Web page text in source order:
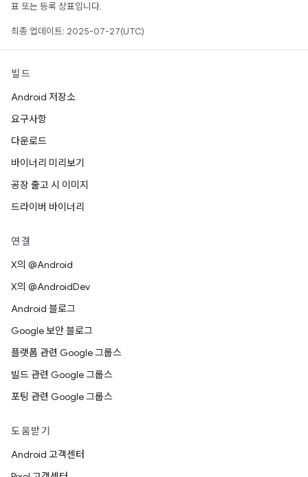
표 또는 등록 상표입니다.
최종 업데이트: 2025-07-27(UTC)
빌드
Android 저장소
요구사항
다운로드
바이너리 미리보기
공장 출고 시 이미지
드라이버 바이너리
연결
X의 @Android
X의 @AndroidDev
Android 블로그
Google 보안 블로그
플랫폼 관련 Google 그룹스
빌드 관련 Google 그룹스
포팅 관련 Google 그룹스
도움받기
Android 고객센터